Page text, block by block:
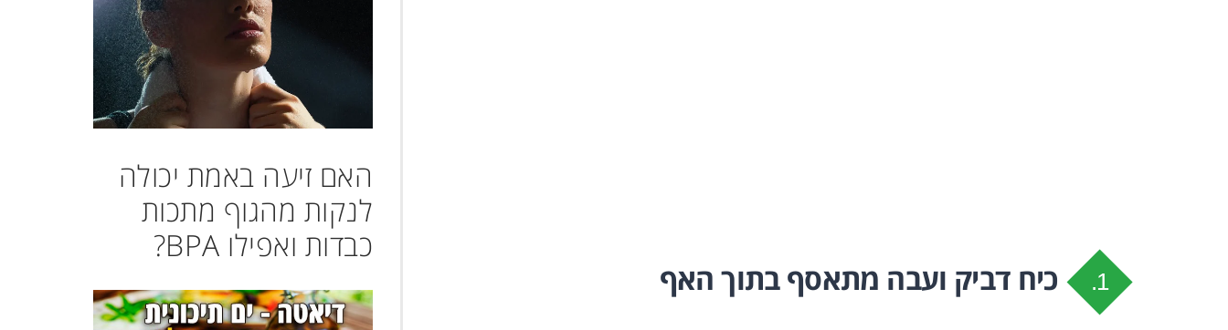
1. כיח דביק ועבה מתאסף בתוך האף
האם זיעה באמת יכולה
לנקות מהגוף מתכות
כבדות ואפילו BPA?